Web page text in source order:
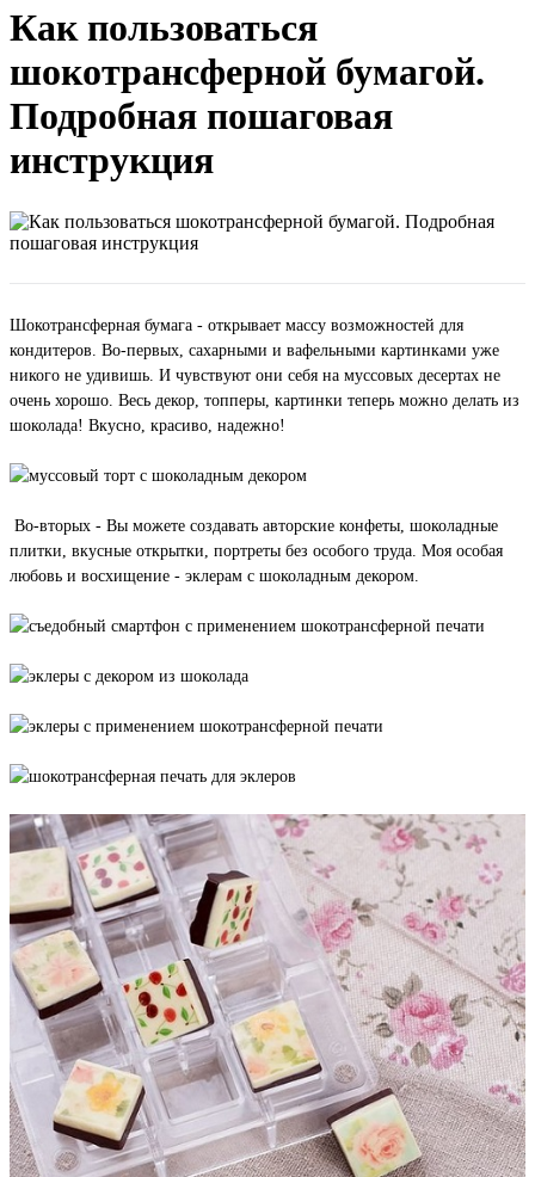
Как пользоваться
шокотрансферной бумагой.
Подробная пошаговая
инструкция
Шокотрансферная бумага - открывает массу возможностей для
кондитеров. Во-первых, сахарными и вафельными картинками уже
никого не удивишь. И чувствуют они себя на муссовых десертах не
очень хорошо. Весь декор, топперы, картинки теперь можно делать из
шоколада! Вкусно, красиво, надежно!
Во-вторых - Вы можете создавать авторские конфеты, шоколадные
плитки, вкусные открытки, портреты без особого труда. Моя особая
любовь и восхищение - эклерам с шоколадным декором.